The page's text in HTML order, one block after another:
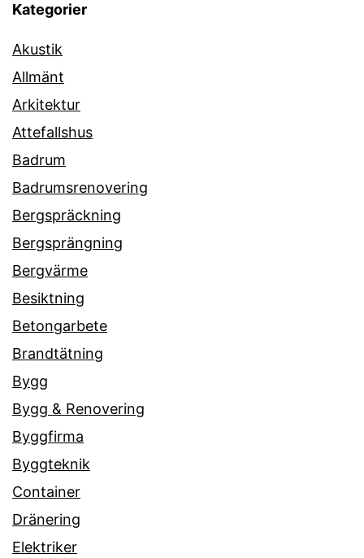
Kategorier
Akustik
Allmänt
Arkitektur
Attefallshus
Badrum
Badrumsrenovering
Bergspräckning
Bergsprängning
Bergvärme
Besiktning
Betongarbete
Brandtätning
Bygg
Bygg & Renovering
Byggfirma
Byggteknik
Container
Dränering
Elektriker